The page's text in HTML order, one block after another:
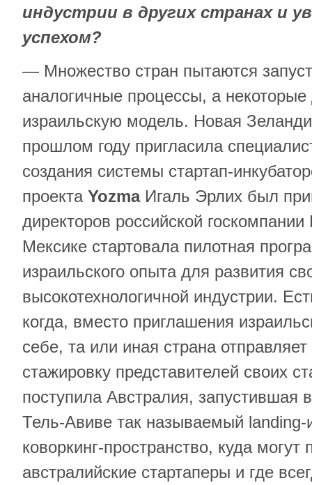
индустрии в других странах и
успехом?
— Множество стран пытаются
аналогичные процессы, а
израильскую модель. Новая
прошлом году пригласила
создания системы стартап-
проекта YozmaИгаль Эрлих был
директоров российской
Мексике стартовала пилотная
израильского опыта для развития
высокотехнологичной индустрии.
когда, вместо приглашения
себе, та или иная страна
стажировку представителей своих
поступила Австралия, запустившая
Тель-Авиве так называемый
коворкинг-пространство, куда могут
австралийские стартаперы и где